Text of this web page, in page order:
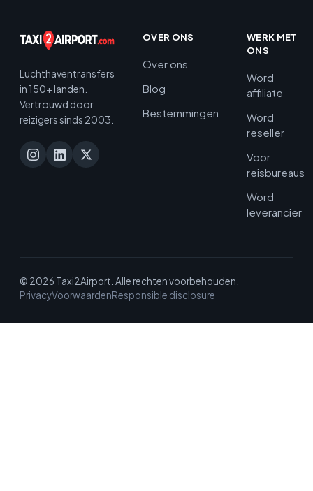
Luchthaventransfers
in 150+ landen.
Vertrouwd door
reizigers sinds 2003.
OVER ONS
Over ons
Blog
Bestemmingen
WERK MET
ONS
Word
affiliate
Word
reseller
Voor
reisbureaus
Word
leverancier
© 2026 Taxi2Airport. Alle rechten voorbehouden.
PrivacyVoorwaardenResponsible disclosure